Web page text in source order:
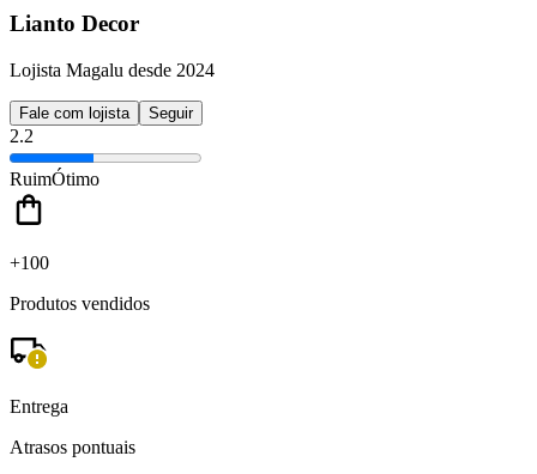
Lianto Decor
Lojista Magalu desde 2024
Fale com lojista Seguir
2.2
RuimÓtimo
+100
Produtos vendidos
Entrega
Atrasos pontuais